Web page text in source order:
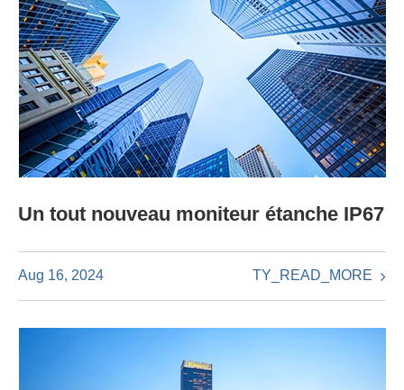
Un tout nouveau moniteur étanche IP67
Aug 16, 2024 TY_READ_MORE